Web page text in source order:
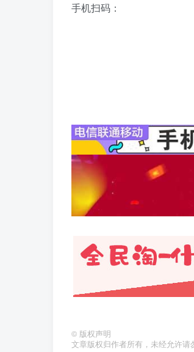
手机扫码：
© 版权声明
文章版权归作者所有，未经允许请